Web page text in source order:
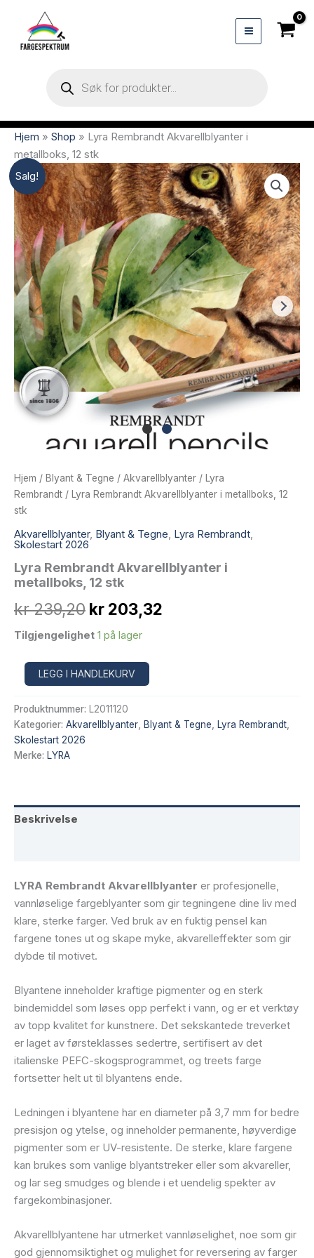
search
Hjem » Shop » Lyra Rembrandt Akvarellblyanter i
metallboks, 12 stk
Salg!
Hjem / Blyant & Tegne / Akvarellblyanter / Lyra
Rembrandt / Lyra Rembrandt Akvarellblyanter i metallboks, 12
stk
Akvarellblyanter, Blyant & Tegne, Lyra Rembrandt,
Skolestart 2026
Lyra Rembrandt Akvarellblyanter i
metallboks, 12 stk
kr239,20 Opprinnelig
pris
var:
kr 239,20.
kr 203,32
Tilgjengelighet 1 på lager
Lyra
Rembrandt
i
metallboks,
12
stk
LEGG I HANDLEKURV
Produktnummer: L2011120
Kategorier: Akvarellblyanter Blyant & Tegne Lyra Rembrandt
Skolestart 2026
Merke: LYRA
Beskrivelse
LYRA Rembrandt Akvarellblyanter er profesjonelle,
vannløselige fargeblyanter som gir tegningene dine liv med
klare, sterke farger. Ved bruk av en fuktig pensel kan
fargene tones ut og skape myke, akvarelleffekter som gir
dybde til motivet.
Blyantene inneholder kraftige pigmenter og en sterk
bindemiddel som løses opp perfekt i vann, og er et verktøy
av topp kvalitet for kunstnere. Det sekskantede treverket
er laget av førsteklasses sedertre, sertifisert av det
italienske PEFC-skogsprogrammet, og treets farge
fortsetter helt ut til blyantens ende.
Ledningen i blyantene har en diameter på 3,7 mm for bedre
presisjon og ytelse, og inneholder permanente, høyverdige
pigmenter som er UV-resistente. De sterke, klare fargene
kan brukes som vanlige blyantstreker eller som akvareller,
og lar seg smudges og blende i et uendelig spekter av
fargekombinasjoner.
Akvarellblyantene har utmerket vannløselighet, noe som gir
god gjennomsiktighet og mulighet for reversering av farger